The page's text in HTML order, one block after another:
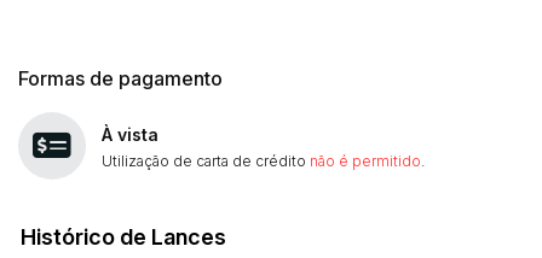
Formas de pagamento
À vista
Utilização de carta de crédito não é permitido
Histórico de Lances